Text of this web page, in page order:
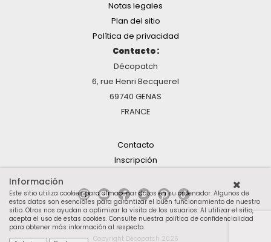
Notas legales
Plan del sitio
Política de privacidad
Contacto :
Décopatch
6, rue Henri Becquerel
69740 GENAS
FRANCE
Contacto
Inscripción
Copyright Décopatch 2026
Información
Este sitio utiliza cookies para almacenar datos en su ordenador. Algunos de
estos datos son esenciales para garantizar el buen funcionamiento de nuestro
sitio. Otros nos ayudan a optimizar la visita de los usuarios. Al utilizar el sitio,
acepta el uso de estas cookies. Consulte nuestra política de confidencialidad
para obtener más información al respecto.